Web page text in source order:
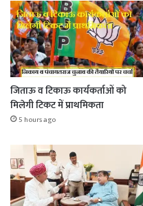
जिताऊ व टिकाऊ कार्यकर्ताओं को
मिलेगी टिकट में प्राथमिकता
5 hours ago